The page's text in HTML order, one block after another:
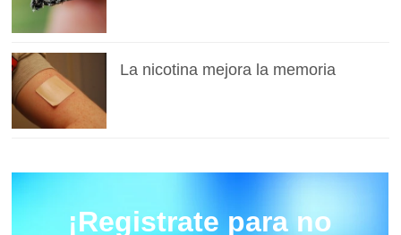
La nicotina mejora la memoria